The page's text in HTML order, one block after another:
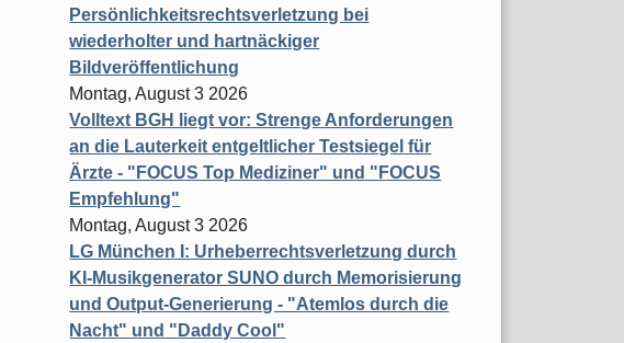
Persönlichkeitsrechtsverletzung bei
wiederholter und hartnäckiger
Bildveröffentlichung
Montag, August 3 2026
Volltext BGH liegt vor: Strenge Anforderungen
an die Lauterkeit entgeltlicher Testsiegel für
Ärzte - "FOCUS Top Mediziner" und "FOCUS
Empfehlung"
Montag, August 3 2026
LG München I: Urheberrechtsverletzung durch
KI-Musikgenerator SUNO durch Memorisierung
und Output-Generierung - "Atemlos durch die
Nacht" und "Daddy Cool"